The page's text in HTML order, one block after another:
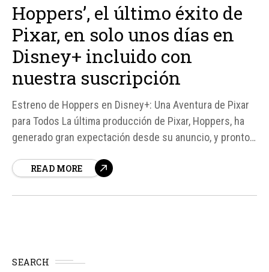
Hoppers’, el último éxito de
Pixar, en solo unos días en
Disney+ incluido con
nuestra suscripción
Estreno de Hoppers en Disney+: Una Aventura de Pixar
para Todos La última producción de Pixar, Hoppers, ha
generado gran expectación desde su anuncio, y pronto
suscriptores. La película, dirigida por Daniel Chong,
READ MORE
SEARCH